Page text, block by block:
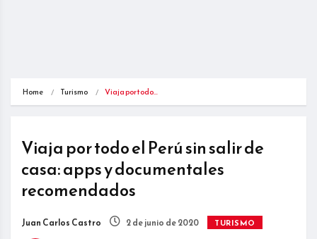
Home Turismo Viaja por todo…
Viaja por todo el Perú sin salir de
casa: apps y documentales
recomendados
Juan Carlos Castro 2 de junio de 2020 TURISMO